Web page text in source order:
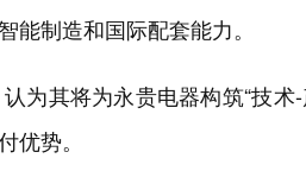
制造和国际配套能力。
为其将为永贵电器构筑“技术
势。